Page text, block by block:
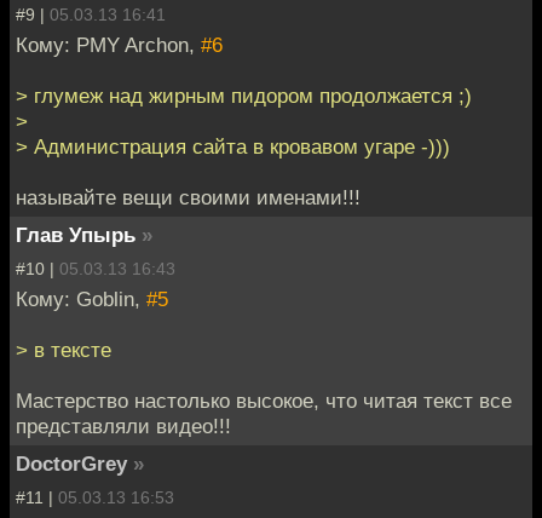
#9 | 05.03.13 16:41
Кому: PMY Archon, #6
> глумеж над жирным пидором продолжается ;)
>
> Администрация сайта в кровавом угаре -)))
называйте вещи своими именами!!!
Глав Упырь »
#10 | 05.03.13 16:43
Кому: Goblin, #5
> в тексте
Мастерство настолько высокое, что читая текст все
представляли видео!!!
DoctorGrey »
#11 | 05.03.13 16:53